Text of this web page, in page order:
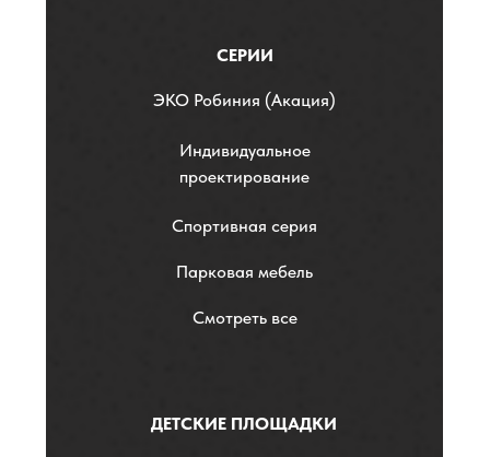
СЕРИИ
ЭKO Робиния (Акация)
Спортивная серия
Парковая мебель
Смотреть все
Индивидуальное
проектирование
ДЕТСКИЕ ПЛОЩАДКИ